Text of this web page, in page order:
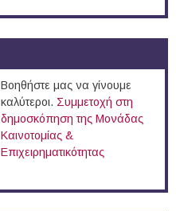
Βοηθήστε μας να γίνουμε
καλύτεροι. Συμμετοχή στη
δημοσκόπηση της Μονάδας
Καινοτομίας &
Επιχειρηματικότητας